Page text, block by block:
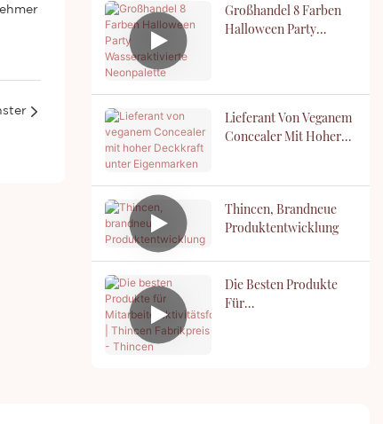
Großhandel 8 Farben
Halloween Party
Lieferant Von Veganem
Concealer Mit Hoher
Thincen, Brandneue
Produktentwicklung
Die Besten Produkte
Für